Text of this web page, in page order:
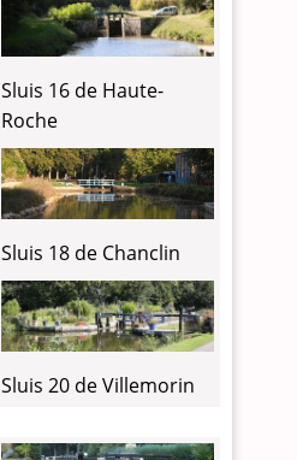
Sluis 16 de Haute-
Roche
Sluis 18 de Chanclin
Sluis 20 de Villemorin